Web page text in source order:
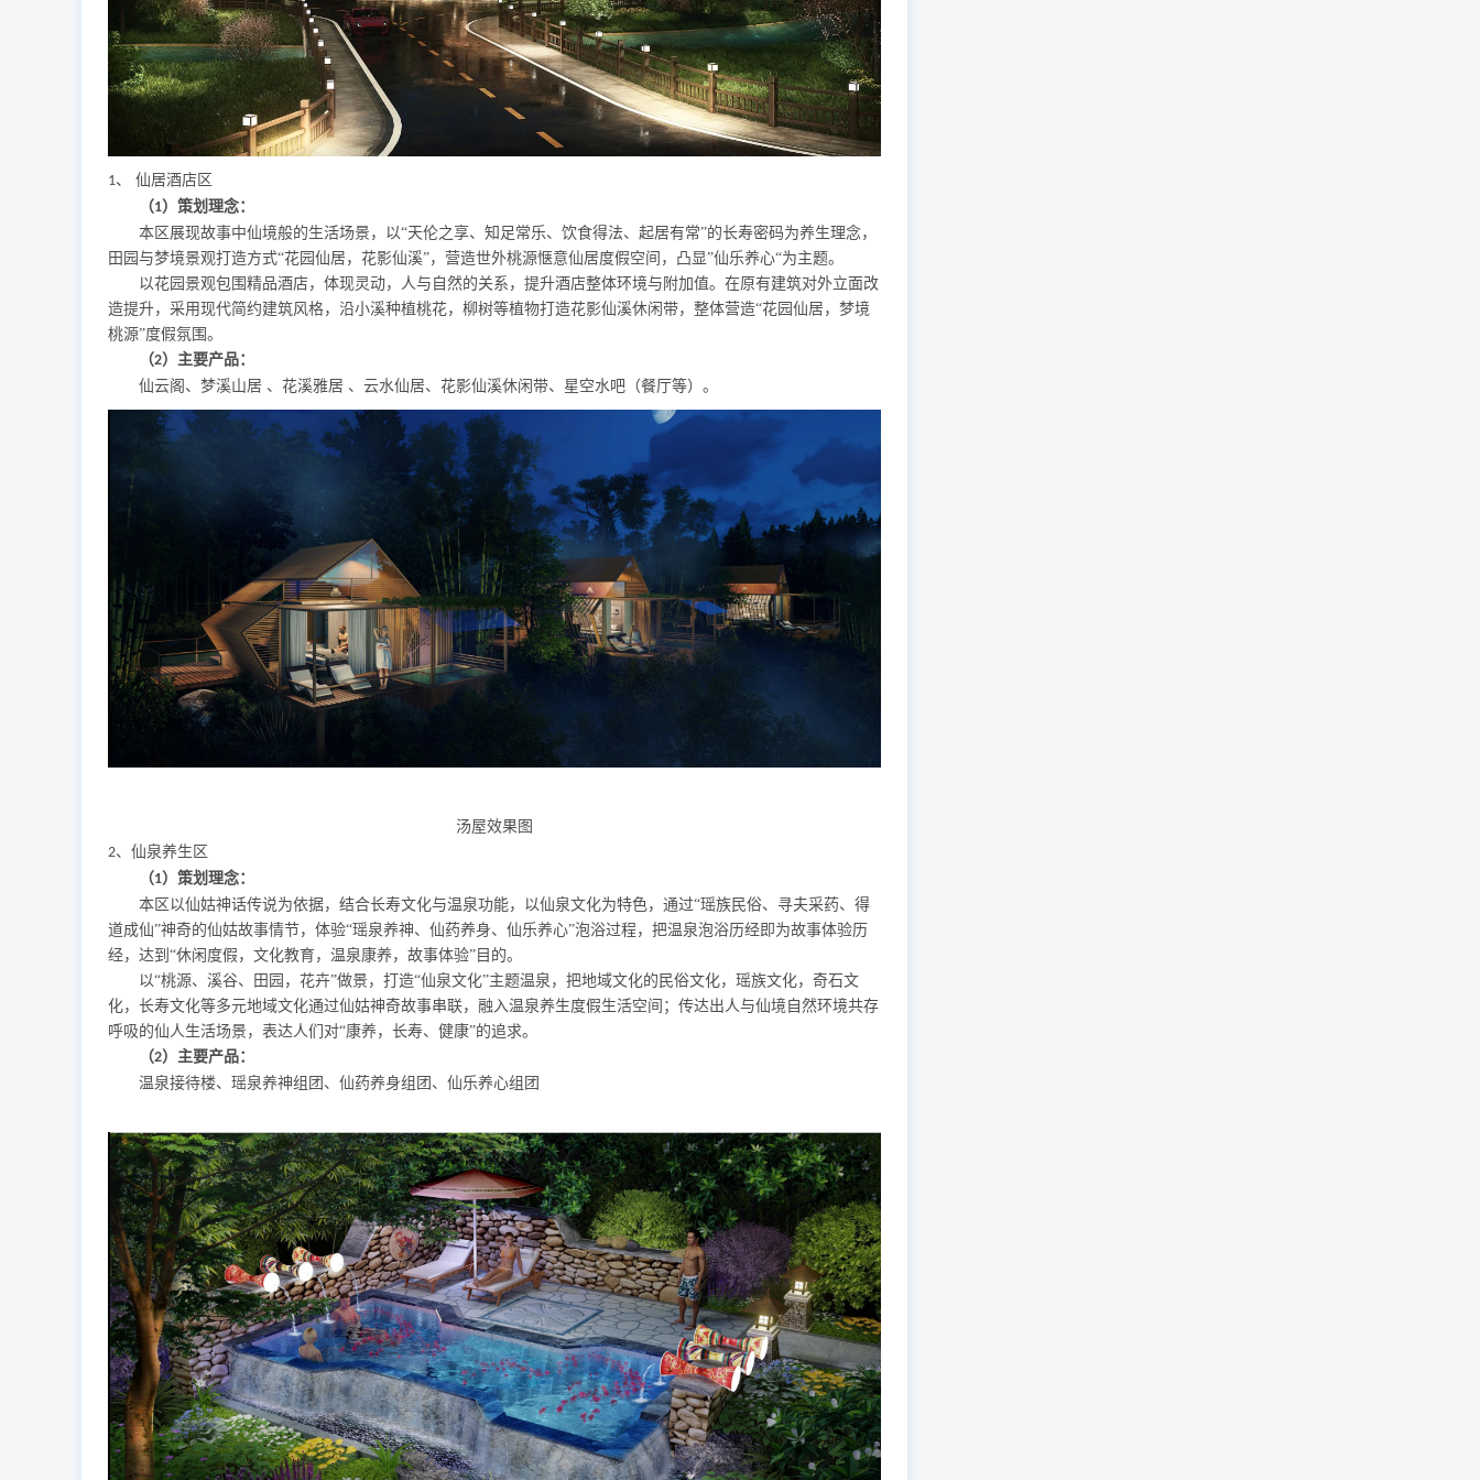
1、 仙居酒店区
（1）策划理念：
本区展现故事中仙境般的生活场景，以“天伦之享、知足常乐、饮食得法、起居有常”的长寿密码为养生理念，
田园与梦境景观打造方式“花园仙居，花影仙溪”，营造世外桃源惬意仙居度假空间，凸显”仙乐养心“为主题。
以花园景观包围精品酒店，体现灵动，人与自然的关系，提升酒店整体环境与附加值。在原有建筑对外立面改
造提升，采用现代简约建筑风格，沿小溪种植桃花，柳树等植物打造花影仙溪休闲带，整体营造“花园仙居，梦境
桃源”度假氛围。
（2）主要产品：
仙云阁、梦溪山居 、花溪雅居 、云水仙居、花影仙溪休闲带、星空水吧（餐厅等）。
汤屋效果图
2、仙泉养生区
（1）策划理念：
本区以仙姑神话传说为依据，结合长寿文化与温泉功能，以仙泉文化为特色，通过“瑶族民俗、寻夫采药、得
道成仙”神奇的仙姑故事情节，体验“瑶泉养神、仙药养身、仙乐养心”泡浴过程，把温泉泡浴历经即为故事体验历
经，达到“休闲度假，文化教育，温泉康养，故事体验”目的。
以“桃源、溪谷、田园，花卉”做景，打造“仙泉文化”主题温泉，把地域文化的民俗文化，瑶族文化，奇石文
化，长寿文化等多元地域文化通过仙姑神奇故事串联，融入温泉养生度假生活空间；传达出人与仙境自然环境共存
呼吸的仙人生活场景，表达人们对“康养，长寿、健康”的追求。
（2）主要产品：
温泉接待楼、瑶泉养神组团、仙药养身组团、仙乐养心组团